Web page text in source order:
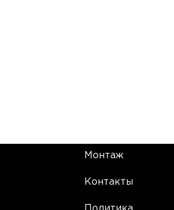
Монтаж
Контакты